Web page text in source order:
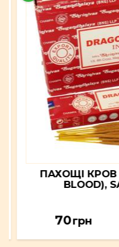
ПАХОЩІ КРОВ
BLOOD),
70грн